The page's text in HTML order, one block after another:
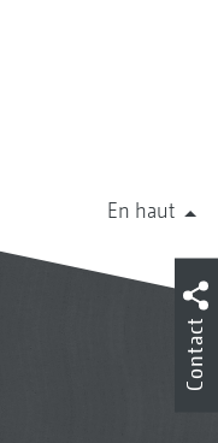
En haut
Contact